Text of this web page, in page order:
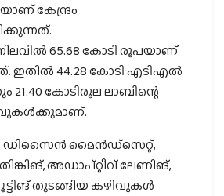
കേന്ദ്രം
65.68 കോടി രൂപയാണ്
ഇതില്‍ 44.28 കോടി എടിഎല്‍
21.40 കോടിരൂല ലാബിന്റെ
ഡിസൈന്‍ മൈന്‍ഡ്സെറ്റ്,
അഡാപ്റ്റീവ് ലേണിങ്,
തുടങ്ങിയ കഴിവുകള്‍